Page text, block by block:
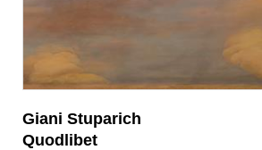
Giani Stuparich
Quodlibet